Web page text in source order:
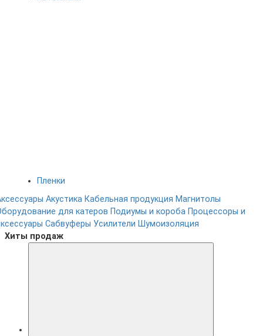
Пленки
Акустика Кабельная продукция Магнитолы
для катеров Подиумы и короба Процессоры и
Сабвуферы Усилители Шумоизоляция
Хиты продаж